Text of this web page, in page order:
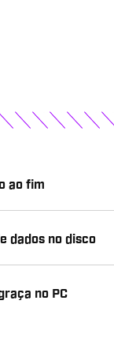
ao fim
dados no disco
no PC